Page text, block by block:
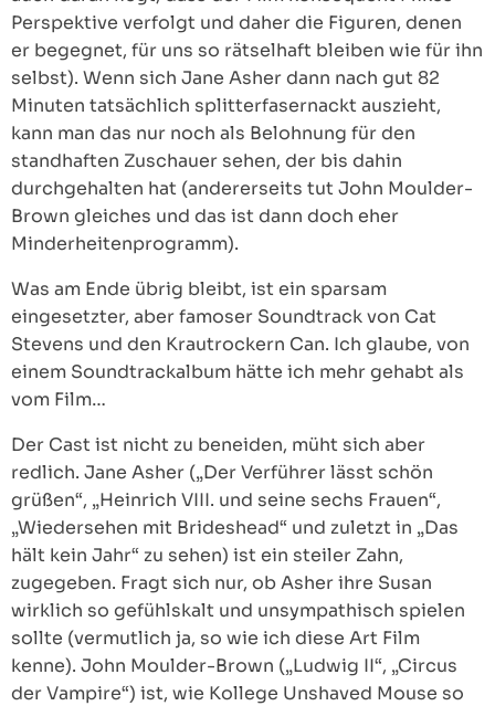
Perspektive verfolgt und daher die Figuren, denen
er begegnet, für uns so rätselhaft bleiben wie für ihn
selbst). Wenn sich Jane Asher dann nach gut 82
Minuten tatsächlich splitterfasernackt auszieht,
kann man das nur noch als Belohnung für den
standhaften Zuschauer sehen, der bis dahin
durchgehalten hat (andererseits tut John Moulder-
Brown gleiches und das ist dann doch eher
Minderheitenprogramm).
Was am Ende übrig bleibt, ist ein sparsam
eingesetzter, aber famoser Soundtrack von Cat
Stevens und den Krautrockern Can. Ich glaube, von
einem Soundtrackalbum hätte ich mehr gehabt als
vom Film…
Der Cast ist nicht zu beneiden, müht sich aber
redlich. Jane Asher („Der Verführer lässt schön
grüßen“, „Heinrich VIII. und seine sechs Frauen“,
„Wiedersehen mit Brideshead“ und zuletzt in „Das
hält kein Jahr“ zu sehen) ist ein steiler Zahn,
zugegeben. Fragt sich nur, ob Asher ihre Susan
wirklich so gefühlskalt und unsympathisch spielen
sollte (vermutlich ja, so wie ich diese Art Film
kenne). John Moulder-Brown („Ludwig II“, „Circus
der Vampire“) ist, wie Kollege Unshaved Mouse so